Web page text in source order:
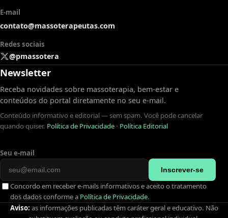
E-mail
contato@massoterapeutas.com
Redes sociais
@pmassotera
Newsletter
Receba novidades sobre massoterapia, bem-estar e
conteúdos do portal diretamente no seu e-mail.
Conteúdo informativo e editorial — sem spam. Você pode cancelar
quando quiser. Política de Privacidade · Política Editorial
Seu e-mail
Inscrever-se
Concordo em receber e-mails informativos e aceito o tratamento
dos dados conforme a Política de Privacidade.
Aviso: as informações publicadas têm caráter geral e educativo. Não